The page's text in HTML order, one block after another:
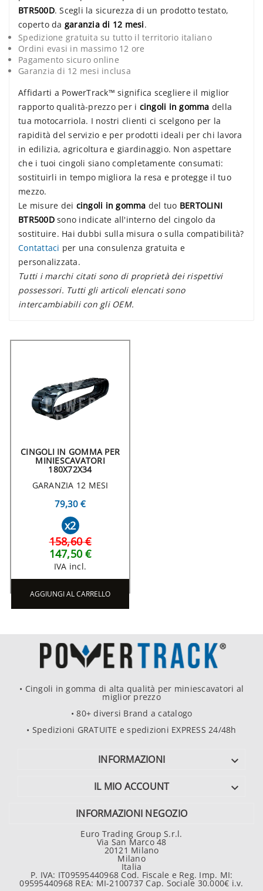
BTR500D. Scegli la sicurezza di un prodotto testato,
coperto da garanzia di 12 mesi.
Spedizione gratuita su tutto il territorio italiano
Ordini evasi in massimo 12 ore
Pagamento sicuro online
Garanzia di 12 mesi inclusa
Affidarti a PowerTrack™ significa scegliere il miglior
rapporto qualità-prezzo per i cingoli in gomma della
tua motocarriola. I nostri clienti ci scelgono per la
rapidità del servizio e per prodotti ideali per chi lavora
in edilizia, agricoltura e giardinaggio. Non aspettare
che i tuoi cingoli siano completamente consumati:
sostituirli in tempo migliora la resa e protegge il tuo
mezzo.
Le misure dei cingoli in gomma del tuo BERTOLINI
BTR500Dsono indicate all'interno del cingolo da
sostituire. Hai dubbi sulla misura o sulla compatibilità?
Contattaci per una consulenza gratuita e
personalizzata.
Tutti i marchi citati sono di proprietà dei rispettivi
possessori. Tutti gli articoli elencati sono
intercambiabili con gli OEM.
CINGOLI IN GOMMA PER
MINIESCAVATORI
180X72X34
GARANZIA 12 MESI
79,30 €
x2
158,60 €
147,50 €
IVA incl.
AGGIUNGI AL CARRELLO
• Cingoli in gomma di alta qualità per miniescavatori al
miglior prezzo
• 80+ diversi Brand a catalogo
• Spedizioni GRATUITE e spedizioni EXPRESS 24/48h
INFORMAZIONI 
IL MIO ACCOUNT 
INFORMAZIONI NEGOZIO
Euro Trading Group S.r.l.
Via San Marco 48
20121 Milano
Milano
Italia
P. IVA: IT09595440968 Cod. Fiscale e Reg. Imp. MI:
09595440968 REA: MI-2100737 Cap. Sociale 30.000€ i.v.